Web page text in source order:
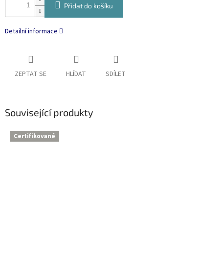
Přidat do košíku
Detailní informace
ZEPTAT SE HLÍDAT SDÍLET
Související produkty
Certifikované